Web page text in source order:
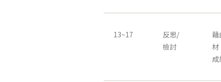
13~17
反思/
檢討
藉
材